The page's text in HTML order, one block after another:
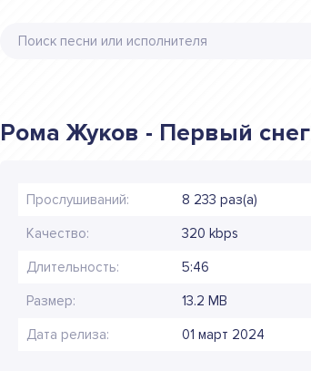
Рома Жуков - Первый снег
Прослушиваний: 8 233 раз(а)
Качество: 320 kbps
Длительность: 5:46
Размер: 13.2 MB
Дата релиза: 01 март 2024